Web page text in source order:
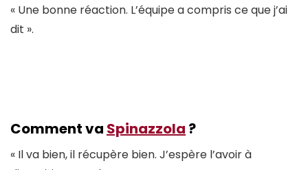
« Une bonne réaction. L’équipe a compris ce que j’ai
dit ».
Comment va Spinazzola ?
« Il va bien, il récupère bien. J’espère l’avoir à